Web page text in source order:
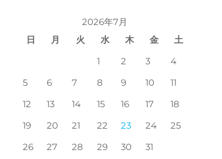
2026年7月
日
月 火 水 木 金
土
1
2 3
4
5
6 7 8 9 10
11
12
13 14 15 16 17
18
19
20 21 22 23 24
25
26
27 28 29 30
31